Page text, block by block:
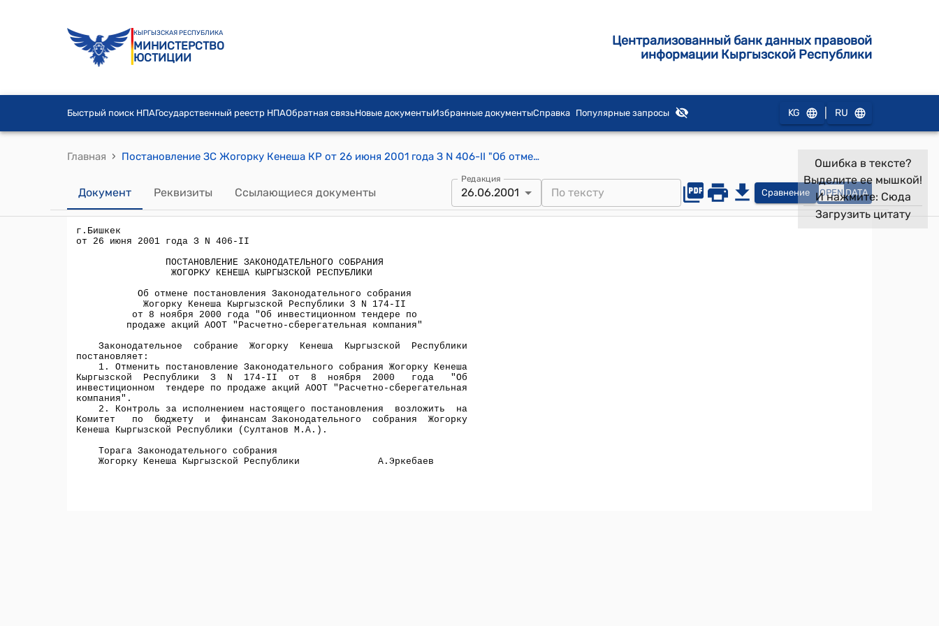
КЫРГЫЗСКАЯ РЕСПУБЛИКА
МИНИСТЕРСТВО
ЮСТИЦИИ
Централизованный банк данных правовой
информации Кыргызской Республики
Быстрый поиск НПАГосударственный реестр НПАОбратная связьНовые документыИзбранные документыСправка Популярные запросы KG RU
Главная › Постановление ЗС Жогорку Кенеша КР от 26 июня 2001 года З N 406-II "Об отмене постановления Законодательного собрания Жогорку Кенеша Кыргызской Республики З N 174-II от 8 ноября 2000 года "Об инвестиционном тендере по продаже акций АООТ "Расчетно-сберегательная компания"
Документ Реквизиты Ссылающиеся документы
Редакция
26.06.2001 Сравнение OPEN DATA
Ошибка в тексте?
Выделите ее мышкой!
И нажмите: Сюда
Загрузить цитату